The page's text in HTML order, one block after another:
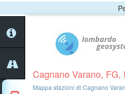
Cagnano Varano, FG,
Mappa stazioni di Cagnano